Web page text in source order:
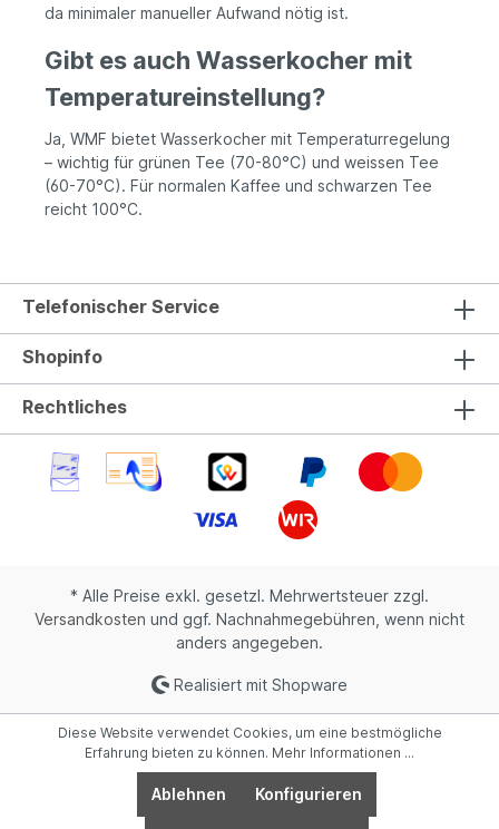
da minimaler manueller Aufwand nötig ist.
Gibt es auch Wasserkocher mit
Temperatureinstellung?
Ja, WMF bietet Wasserkocher mit Temperaturregelung
– wichtig für grünen Tee (70-80°C) und weissen Tee
(60-70°C). Für normalen Kaffee und schwarzen Tee
reicht 100°C.
Telefonischer Service
Shopinfo
Rechtliches
* Alle Preise exkl. gesetzl. Mehrwertsteuer zzgl.
Versandkosten und ggf. Nachnahmegebühren, wenn nicht
anders angegeben.
Realisiert mit Shopware
Diese Website verwendet Cookies, um eine bestmögliche
Erfahrung bieten zu können. Mehr Informationen ...
Ablehnen Konfigurieren